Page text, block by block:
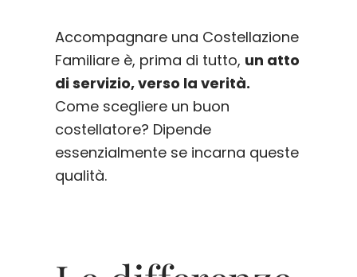
Accompagnare una Costellazione
Familiare è, prima di tutto, un atto
di servizio, verso la verità.
Come scegliere un buon
costellatore? Dipende
essenzialmente se incarna queste
qualità.